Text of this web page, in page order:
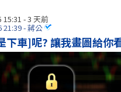
- 3 天前
- 蔣公
下車]呢? 讓我畫圖給你